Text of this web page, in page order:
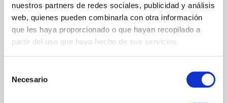
nuestros partners de redes sociales, publicidad y análisis
web, quienes pueden combinarla con otra información
que les haya proporcionado o que hayan recopilado a
partir del uso que haya hecho de sus servicios.
Necesario
COMPARTIR EN: